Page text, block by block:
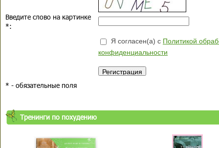
Введите слово на картинке
*:
Я согласен(а) с Политикой
конфиденциальности
* - обязательные поля
Тренинги по похудению